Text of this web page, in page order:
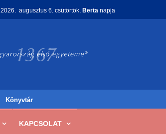
2026. augusztus 6. csütörtök, Berta napja
Könyvtár
KAPCSOLAT